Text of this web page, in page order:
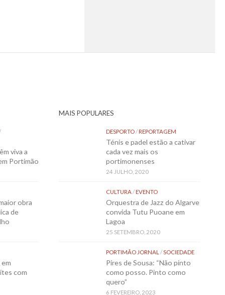
viva a
Portimão
obra
de
com
MAIS POPULARES
DESPORTO/REPORTAGEM
Ténis e padel estão a cativar
cada vez mais os
portimonenses
24 JULHO, 2020
CULTURA/EVENTO
Orquestra de Jazz do Algarve
convida Tutu Puoane em
Lagoa
25 SETEMBRO, 2020
PORTIMÃO JORNAL /SOCIEDADE
Pires de Sousa: “Não pinto
como posso. Pinto como
quero”
6 FEVEREIRO, 2023